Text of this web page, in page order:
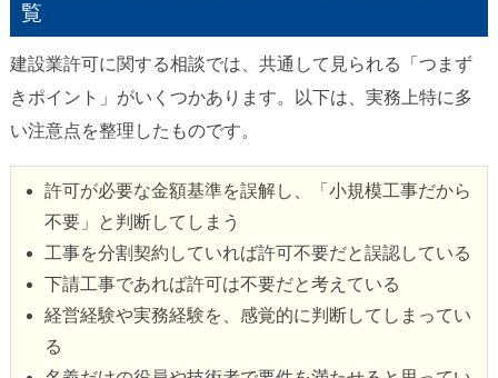
覧
建設業許可に関する相談では、共通して見られる「つまず
きポイント」がいくつかあります。以下は、実務上特に多
い注意点を整理したものです。
許可が必要な金額基準を誤解し、「小規模工事だから
不要」と判断してしまう
工事を分割契約していれば許可不要だと誤認している
下請工事であれば許可は不要だと考えている
経営経験や実務経験を、感覚的に判断してしまってい
る